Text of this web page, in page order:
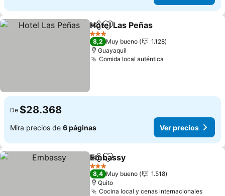
CompartirAgregar a favoritos
Hotel Las Peñas
3 Estrellas
8,2 Muy bueno
1.128
Guayaquil
Comida local auténtica
De $28.368
Mira precios de 6 páginas Ver precios
CompartirAgregar a favoritos
Embassy
3 Estrellas
8,4 Muy bueno
1.518
Quito
Cocina local y cenas internacionales